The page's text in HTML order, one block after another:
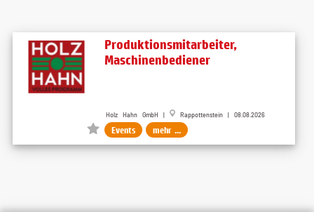
Produktionsmitarbeiter,
Maschinenbediener
Holz Hahn GmbH | Rappottenstein | 08.08.2026
Events mehr ...